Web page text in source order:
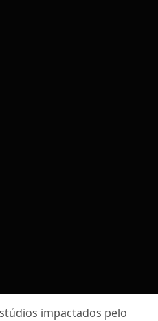
impactados pelo